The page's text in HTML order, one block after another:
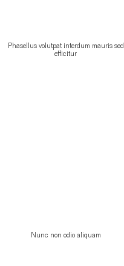
Phasellus volutpat interdum mauris sed
efficitur
Nunc non odio aliquam